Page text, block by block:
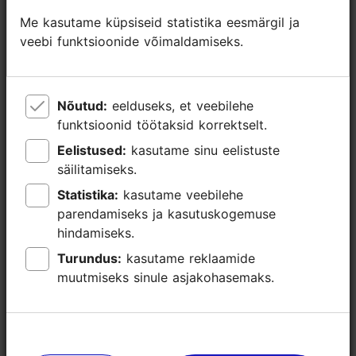
Lisainfo
Me kasutame küpsiseid statistika eesmärgil ja
veebi funktsioonide võimaldamiseks.
Nõutud:
funktsioonid töötaksid korrektselt.
Eelistused:
säilitamiseks.
Statistika:
parendamiseks ja kasutuskogemuse
hindamiseks.
Turundus:
muutmiseks sinule asjakohasemaks.
Me kasutame küpsiseid statistika eesmärgil ja
veebi funktsioonide võimaldamiseks.
Nõutud:
funktsioonid töötaksid korrektselt.
Eelistused:
säilitamiseks.
Statistika:
parendamiseks ja kasutuskogemuse
hindamiseks.
Turundus:
muutmiseks sinule asjakohasemaks.